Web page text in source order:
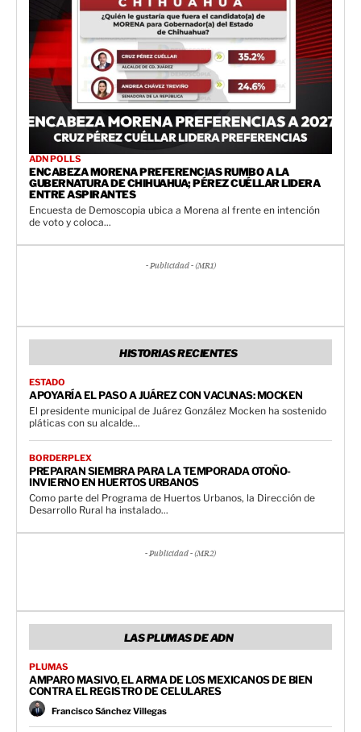
ADN POLLS
ENCABEZA MORENA PREFERENCIAS RUMBO A LA
GUBERNATURA DE CHIHUAHUA; PÉREZ CUÉLLAR LIDERA
ENTRE ASPIRANTES
Encuesta de Demoscopia ubica a Morena al frente en intención
de voto y coloca...
- Publicidad - (MR1)
HISTORIAS RECIENTES
ESTADO
APOYARÍA EL PASO A JUÁREZ CON VACUNAS: MOCKEN
El presidente municipal de Juárez González Mocken ha sostenido
pláticas con su alcalde...
BORDERPLEX
PREPARAN SIEMBRA PARA LA TEMPORADA OTOÑO-
INVIERNO EN HUERTOS URBANOS
Como parte del Programa de Huertos Urbanos, la Dirección de
Desarrollo Rural ha instalado...
- Publicidad - (MR2)
LAS PLUMAS DE ADN
PLUMAS
AMPARO MASIVO, EL ARMA DE LOS MEXICANOS DE BIEN
CONTRA EL REGISTRO DE CELULARES
Francisco Sánchez Villegas